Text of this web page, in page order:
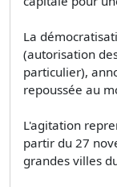
La
(autorisation
particulier),
repoussée au
L'agitation
partir du 27
grandes villes